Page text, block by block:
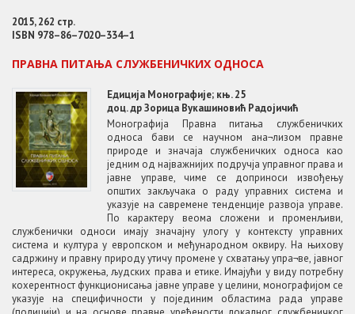
2015, 262 стр.
ISBN 978–86–7020–334–1
ПРАВНА ПИТАЊА СЛУЖБЕНИЧКИХ ОДНОСА
Едиција Монографије; књ. 25
доц. др Зорица Вукашиновић Радојичић
Монографија Правна питања службеничких
односа бави се научном ана¬лизом правне
природе и значаја службеничких односа као
једним од најважнијих подручја управног права и
јавне управе, чиме се доприноси извођењу
општих закључака о раду управних система и
указује на савремене тенденције развоја управе.
По карактеру веома сложени и променљиви,
службенички односи имају значајну улогу у контексту управних
система и култура у европском и међународном оквиру. На њихову
садржину и правну природу утичу промене у схватању упра¬ве, јавног
интереса, окружења, људских права и етике. Имајући у виду потребну
кохерентност функционисања јавне управе у целини, монографијом се
указује на специфичности у појединим областима рада управе